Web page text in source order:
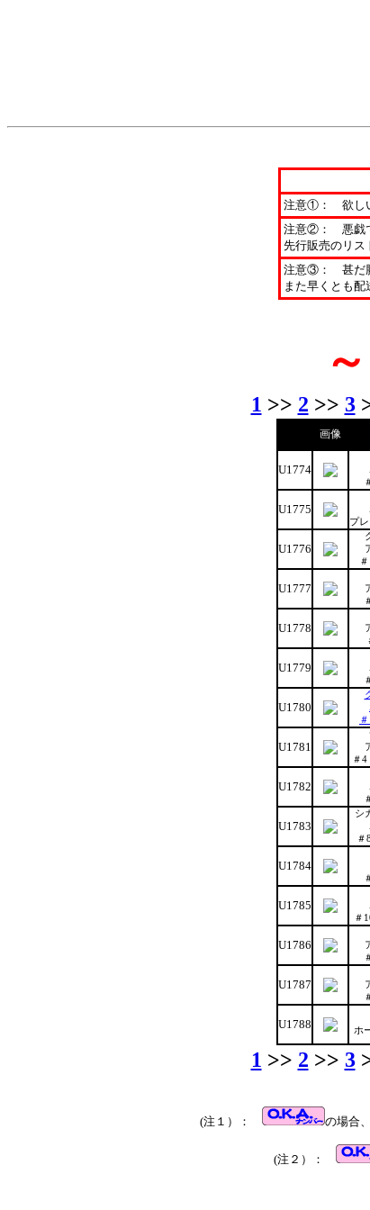
注意①： 欲しい
注意②： 悪戯で
先行販売のリス
注意③： 甚だ勝
また早くとも配
1 >> 2 >> 3
画像
U1774
U1775
プ
U1776
U1777
U1778
U1779
U1780
U1781
＃
U1782
U1783
シ
U1784
U1785
＃
U1786
U1787
U1788
ホ
1 >> 2 >> 3
(注１）： の場合
(注２）：